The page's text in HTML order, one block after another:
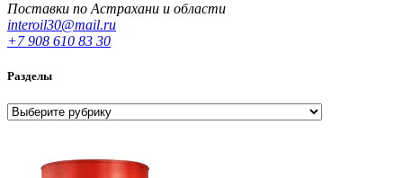
Поставки по Астрахани и области
interoil30@mail.ru
+7 908 610 83 30
Разделы
Разделы